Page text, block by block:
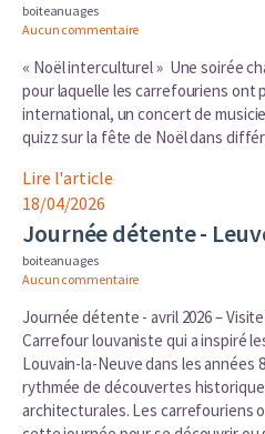
boiteanuages
Aucun commentaire
« Noël interculturel » Une soirée
pour laquelle les carrefouriens ont
international, un concert de
quizz sur la fête de Noël dans
Lire l'article
18/04/2026
Journée détente -
boiteanuages
Aucun commentaire
Journée détente - avril 2026 –
Carrefour louvaniste qui a inspiré
Louvain-la-Neuve dans les années
rythmée de découvertes
architecturales. Les carrefouriens